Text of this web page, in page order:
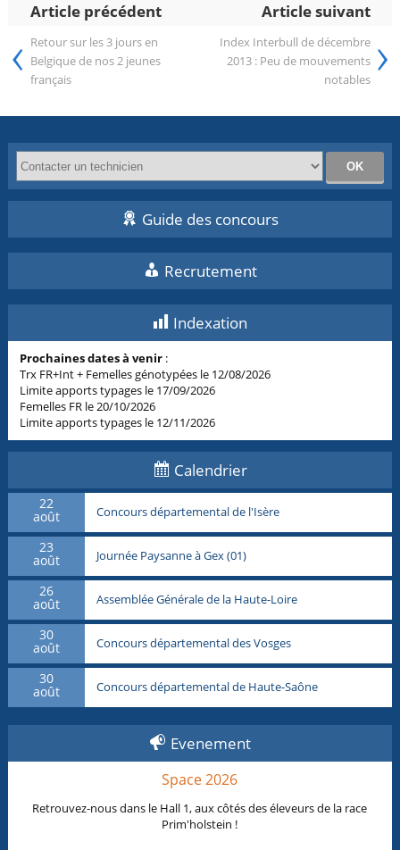
Article précédent Article suivant
‹ Retour sur les 3 jours en
Belgique de nos 2 jeunes
français
Index Interbull de décembre
2013 : Peu de mouvements
notables ›
Guide des concours
Recrutement
Indexation
Prochaines dates à venir :
Trx FR+Int + Femelles génotypées le 12/08/2026
Limite apports typages le 17/09/2026
Femelles FR le 20/10/2026
Limite apports typages le 12/11/2026
Calendrier
22
août Concours départemental de l'Isère
23
août Journée Paysanne à Gex (01)
26
août Assemblée Générale de la Haute-Loire
30
août Concours départemental des Vosges
30
août Concours départemental de Haute-Saône
Evenement
Space 2026
Retrouvez-nous dans le Hall 1, aux côtés des éleveurs de la race
Prim'holstein !